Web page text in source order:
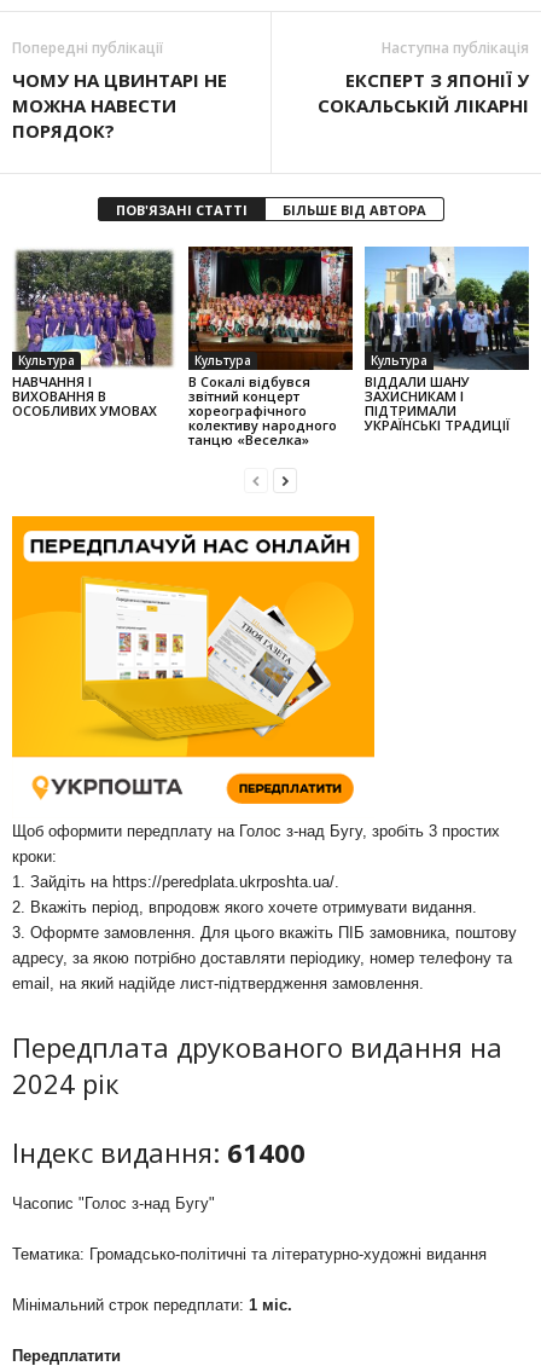
Попередні публікації
ЧОМУ НА ЦВИНТАРІ НЕ
МОЖНА НАВЕСТИ
ПОРЯДОК?
Наступна публікація
ЕКСПЕРТ З ЯПОНІЇ У
СОКАЛЬСЬКІЙ ЛІКАРНІ
ПОВ'ЯЗАНІ СТАТТІ БІЛЬШЕ ВІД АВТОРА
Культура
НАВЧАННЯ І
ВИХОВАННЯ В
ОСОБЛИВИХ УМОВАХ
Культура
В Сокалі відбувся
звітний концерт
хореографічного
колек­тиву народного
танцю «Веселка»
Культура
ВІДДАЛИ ШАНУ
ЗАХИСНИКАМ І
ПІДТРИМАЛИ
УКРАЇНСЬКІ ТРАДИЦІЇ
Щоб оформити передплату на Голос з-над Бугу, зробіть 3 простих
кроки:
1. Зайдіть на https://peredplata.ukrposhta.ua/
2. Вкажіть період, впродовж якого хочете отримувати видання.
3. Оформте замовлення. Для цього вкажіть ПІБ замовника, поштову
адресу, за якою потрібно доставляти періодику, номер телефону та
email, на який надійде лист-підтвердження замовлення.
Передплата друкованого видання на
2024 рік
Індекс видання: 61400
Часопис "Голос з-над Бугу"
Тематика: Громадсько-політичні та літературно-художні видання
Мінімальний строк передплати: 1 міс.
Передплатити